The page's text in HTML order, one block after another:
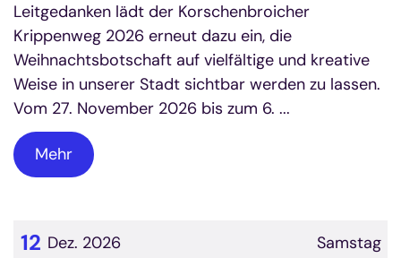
Leitgedanken lädt der Korschenbroicher
Krippenweg 2026 erneut dazu ein, die
Weihnachtsbotschaft auf vielfältige und kreative
Weise in unserer Stadt sichtbar werden zu lassen.
Vom 27. November 2026 bis zum 6. ...
Mehr
Samstag
12 Dez. 2026